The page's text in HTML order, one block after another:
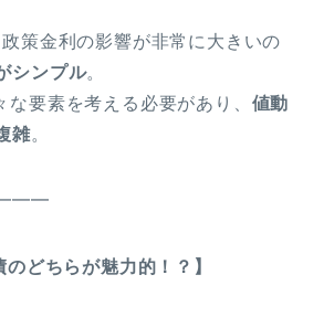
策金利の影響が非常に大きいの
シンプル。
な要素を考える必要があり、 値動
雑。
のどちらが魅力的！？】